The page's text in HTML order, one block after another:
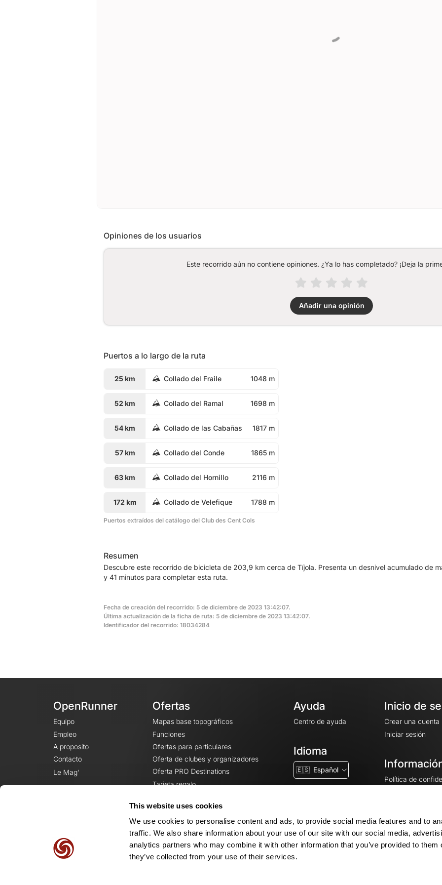
This website uses cookies
We use cookies to personalise content and ads, to provide social media features and to
traffic. We also share information about your use of our site with our social media,
analytics partners who may combine it with other information that you’ve provided to them
they’ve collected from your use of their services.
Opiniones de los usuarios
Este recorrido aún no contiene opiniones. ¿Ya lo has completado? ¡Deja la
Añadir una opinión
Puertos a lo largo de la ruta
25 km Collado del Fraile 1048 m
52 km Collado del Ramal 1698 m
54 km Collado de las Cabañas 1817 m
57 km Collado del Conde 1865 m
63 km Collado del Hornillo 2116 m
172 km Collado de Velefique 1788 m
Puertos extraídos del catálogo del Club des Cent Cols
Resumen
Descubre este recorrido de bicicleta de 203,9 km cerca de Tíjola. Presenta un desnivel acumulado de
y 41 minutos para completar esta ruta.
Fecha de creación del recorrido: 5 de diciembre de 2023 13:42:07.
Última actualización de la ficha de ruta: 5 de diciembre de 2023 13:42:07.
Identificador del recorrido: 18034284
OpenRunner
Equipo
Empleo
A proposito
Contacto
Le Mag'
Ofertas
Mapas base topográficos
Funciones
Ofertas para particulares
Oferta de clubes y organizadores
Oferta PRO Destinations
Tarjeta regalo
Ayuda
Centro de ayuda
Idioma
🇪🇸 Español
Inicio de
Crear una cuenta
Iniciar sesión
Política de
Avisos legales
Configuración de